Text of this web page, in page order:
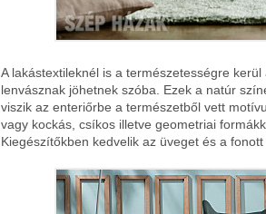
A lakástextileknél is a természetességre
lenvásznak jöhetnek szóba. Ezek a natúr
viszik az enteriőrbe a természetből vett
vagy kockás, csíkos illetve geometriai
Kiegészítőkben kedvelik az üveget és a